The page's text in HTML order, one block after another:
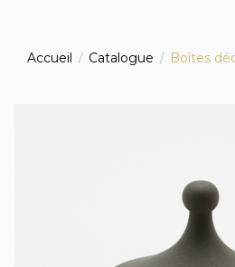
Accueil / Catalogue / Boîtes